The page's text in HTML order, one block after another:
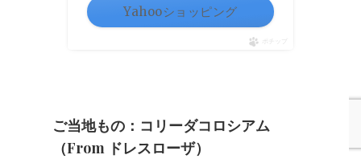
Yahooショッピング
ご当地もの：コリーダコロシアム
（from ドレスローザ）